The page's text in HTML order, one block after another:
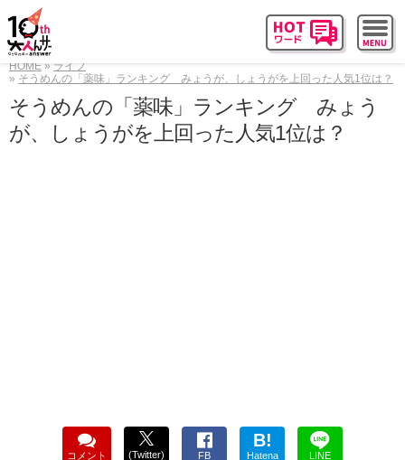
HOME
ライフ
そうめんの「薬味」ランキング みょうが、しょうがを上回った人気1位は？
そうめんの「薬味」ランキング みょう
が、しょうがを上回った人気1位は？
コメント (Twitter) FB
B!
Hatena LINE